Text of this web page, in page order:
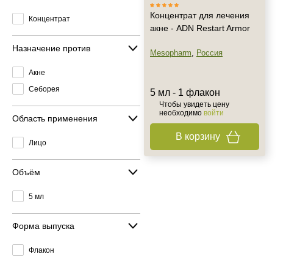
Концентрат
Назначение против
Акне
Себорея
Область применения
Лицо
Объём
5 мл
Форма выпуска
Флакон
Концентрат для лечения
акне - ADN Restart Armor
Mesopharm, Россия
5 мл - 1 флакон
Чтобы увидеть цену
необходимо войти
В корзину